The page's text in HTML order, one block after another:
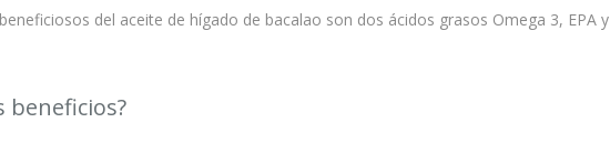
del aceite de hígado de bacalao son dos ácidos grasos Omega 3, EPA y
beneficios?